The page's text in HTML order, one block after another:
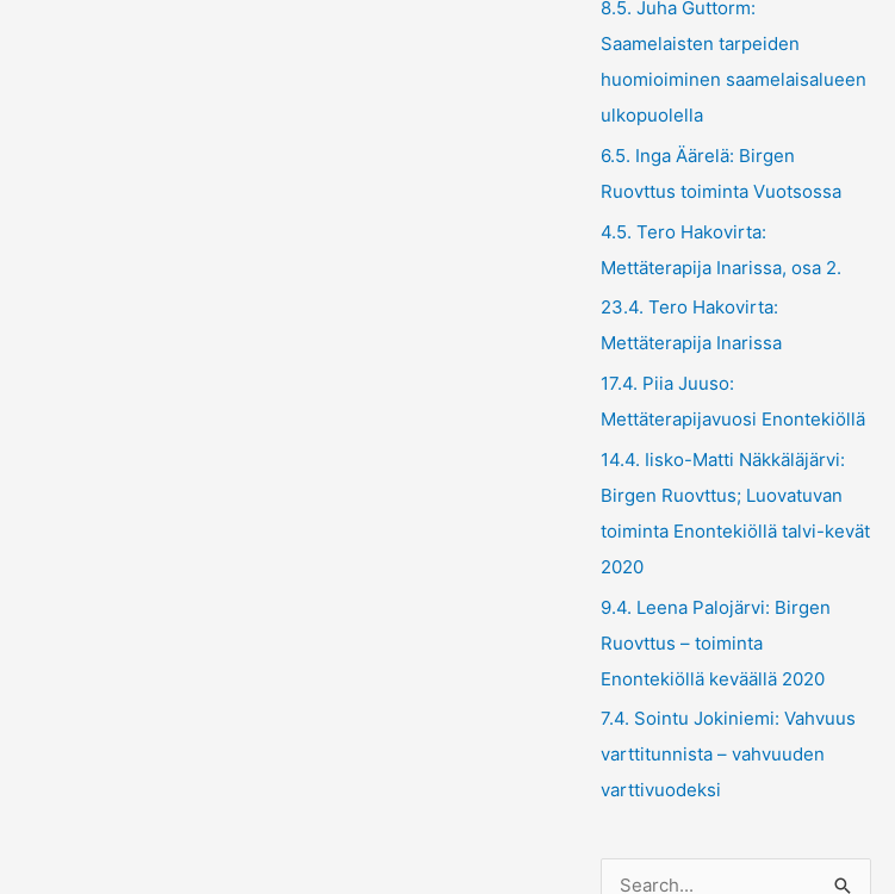
8.5. Juha Guttorm:
Saamelaisten tarpeiden
huomioiminen saamelaisalueen
ulkopuolella
6.5. Inga Äärelä: Birgen
Ruovttus toiminta Vuotsossa
4.5. Tero Hakovirta:
Mettäterapija Inarissa, osa 2.
23.4. Tero Hakovirta:
Mettäterapija Inarissa
17.4. Piia Juuso:
Mettäterapijavuosi Enontekiöllä
14.4. Iisko-Matti Näkkäläjärvi:
Birgen Ruovttus; Luovatuvan
toiminta Enontekiöllä talvi-kevät
2020
9.4. Leena Palojärvi: Birgen
Ruovttus – toiminta
Enontekiöllä keväällä 2020
7.4. Sointu Jokiniemi: Vahvuus
varttitunnista – vahvuuden
varttivuodeksi